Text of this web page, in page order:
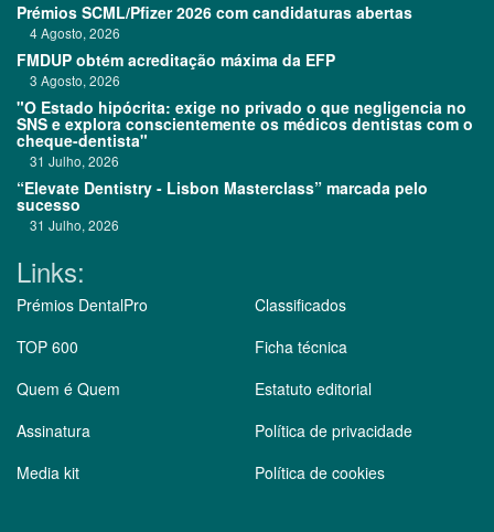
Prémios SCML/Pfizer 2026 com candidaturas abertas
4 Agosto, 2026
FMDUP obtém acreditação máxima da EFP
3 Agosto, 2026
"O Estado hipócrita: exige no privado o que negligencia no
SNS e explora conscientemente os médicos dentistas com o
cheque-dentista"
31 Julho, 2026
“Elevate Dentistry - Lisbon Masterclass” marcada pelo
sucesso
31 Julho, 2026
Links:
Prémios DentalPro
TOP 600
Quem é Quem
Assinatura
Media kit
Classificados
Ficha técnica
Estatuto editorial
Política de privacidade
Política de cookies